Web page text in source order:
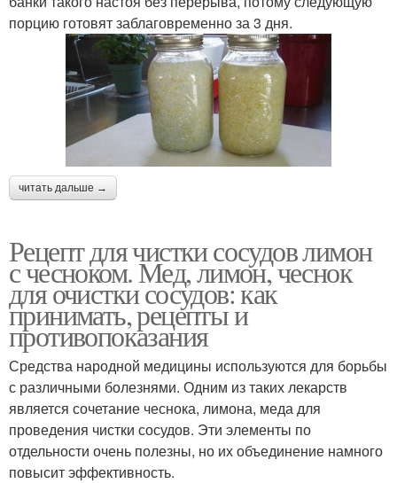
порцию готовят заблаговременно за 3 дня.
читать дальше →
Рецепт для чистки сосудов лимон
с чесноком. Мед, лимон, чеснок
для очистки сосудов: как
принимать, рецепты и
противопоказания
Средства народной медицины используются для борьбы
с различными болезнями. Одним из таких лекарств
является сочетание чеснока, лимона, меда для
проведения чистки сосудов. Эти элементы по
отдельности очень полезны, но их объединение намного
повысит эффективность.